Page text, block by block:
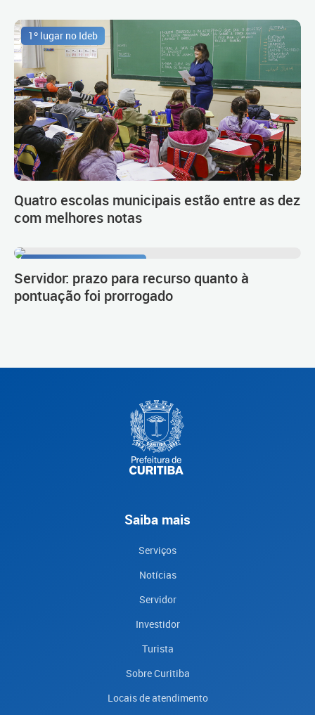
1º lugar no Ideb
Quatro escolas municipais estão entre as dez
com melhores notas
Servidor: prazo para recurso quanto à
pontuação foi prorrogado
Saiba mais
Serviços
Notícias
Servidor
Investidor
Turista
Sobre Curitiba
Locais de atendimento